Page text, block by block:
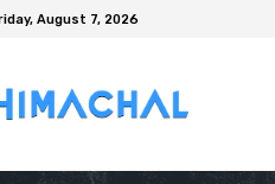
August 7, 2026